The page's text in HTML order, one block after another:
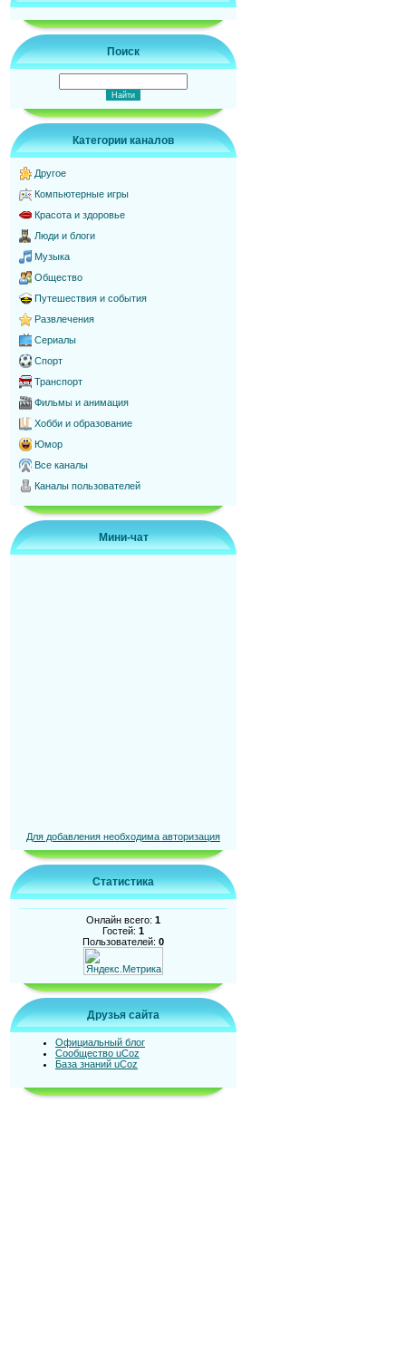
Поиск
Категории каналов
Другое
Компьютерные игры
Красота и здоровье
Люди и блоги
Музыка
Общество
Путешествия и события
Развлечения
Сериалы
Спорт
Транспорт
Фильмы и анимация
Хобби и образование
Юмор
Все каналы
Каналы пользователей
Мини-чат
Для добавления необходима авторизация
Статистика
Онлайн всего: 1
Гостей: 1
Пользователей: 0
Друзья сайта
Официальный блог
Сообщество uCoz
База знаний uCoz